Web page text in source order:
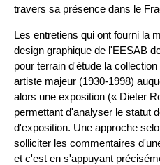
travers sa présence dans le
Les entretiens qui ont fourni la
design graphique de l'EESAB
pour terrain d'étude la
artiste majeur (1930-1998)
alors une exposition (« Dieter
permettant d'analyser le statut
d'exposition. Une approche
solliciter les commentaires
et c'est en s'appuyant